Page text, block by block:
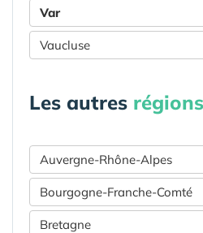
Var
Vaucluse
Les autres régions
Auvergne-Rhône-Alpes
Bourgogne-Franche-Comté
Bretagne